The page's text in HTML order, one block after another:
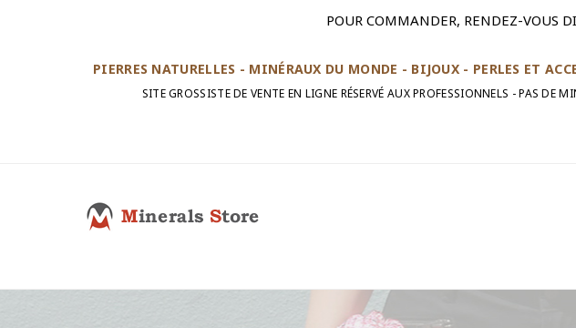
POUR COMMANDER, RENDEZ-VOUS
PIERRES NATURELLES - MINÉRAUX DU MONDE - BIJOUX - PERLES ET
SITE GROSSISTE DE VENTE EN LIGNE RÉSERVÉ AUX PROFESSIONNELS - PAS